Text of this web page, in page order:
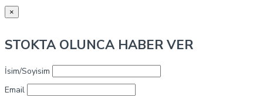
×
STOKTA OLUNCA HABER VER
İsim/Soyisim
Email